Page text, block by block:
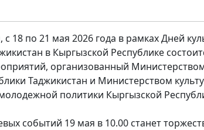
с 18 по 21 мая 2026 года в рамках Дней
в Кыргызской Республике
организованный
Таджикистан и Министерством
политики Кыргызской
событий 19 мая в 10.00 станет